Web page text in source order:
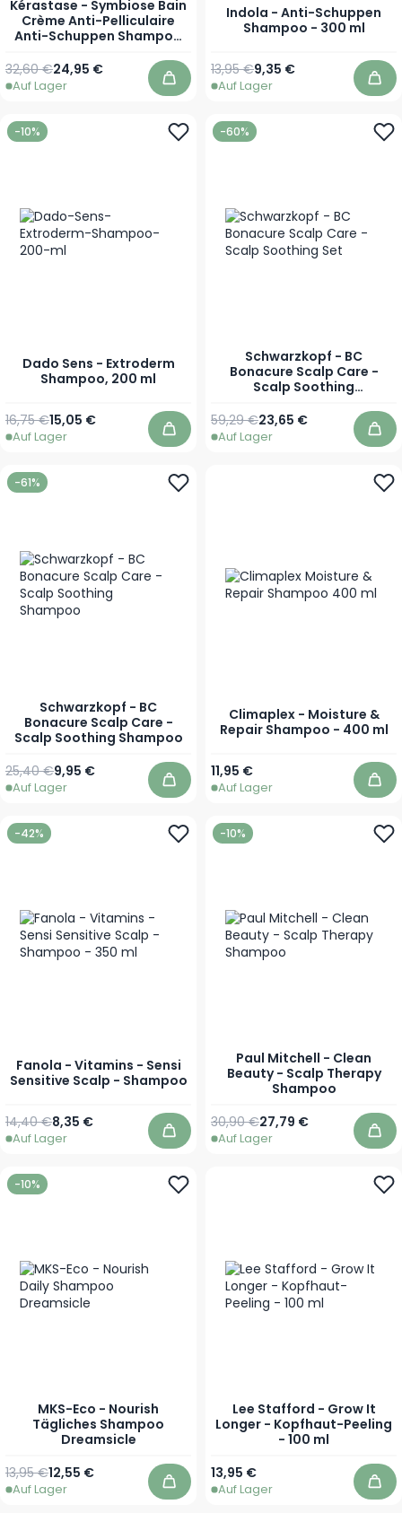
Kérastase - Symbiose Bain
Crème Anti-Pelliculaire
Anti-Schuppen Shampoo
ml
Sonderpreis
24,95 €
Regulärer Preis
32,60 €
Auf Lager In den Warenkorb
Indola - Anti-Schuppen
Shampoo - 300 ml
Sonderpreis
9,35 €
Regulärer Preis
13,95 €
Auf Lager In
-10%
Dado Sens - Extroderm
Shampoo, 200 ml
Sonderpreis
15,05 €
Regulärer Preis
16,75 €
Auf Lager In den Warenkorb
-60%
Schwarzkopf - BC
Bonacure Scalp Care -
Scalp Soothing
23,65 €
59,29 €
Auf Lager In
-61%
Schwarzkopf - BC
Bonacure Scalp Care -
Scalp Soothing Shampoo
Ab
9,95 €
Regulärer Preis
25,40 €
Auf Lager In den Warenkorb
Climaplex - Moisture &
Repair Shampoo - 400 ml
11,95 €
Auf Lager In
-42%
Fanola - Vitamins - Sensi
Sensitive Scalp - Shampoo
Ab
8,35 €
Regulärer Preis
14,40 €
Auf Lager In den Warenkorb
-10%
Paul Mitchell - Clean
Beauty - Scalp Therapy
Shampoo
Ab
27,79 €
Regulärer Preis
30,90 €
Auf Lager In
-10%
MKS-Eco - Nourish
Tägliches Shampoo
Dreamsicle
Ab
12,55 €
Regulärer Preis
13,95 €
Auf Lager In den Warenkorb
Lee Stafford - Grow It
Longer - Kopfhaut-Peeling
- 100 ml
13,95 €
Auf Lager In